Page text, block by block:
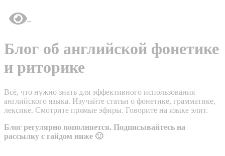
Блог об английской фонетике
и риторике
Всё, что нужно знать для эффективного использования
английского языка. Изучайте статьи о фонетике, грамматике,
лексике. Смотрите прямые эфиры. Говорите на языке элит.
Блог регулярно пополняется. Подписывайтесь на
рассылку с гайдом ниже 🙂